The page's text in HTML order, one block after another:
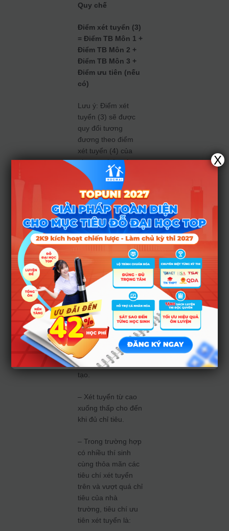
Quy chế
Điểm xét tuyển (3)
= Điểm TB Môn 1 +
Điểm TB Môn 2 +
Điểm TB Môn 3 +
Điểm ưu tiên (nếu
có)
Lưu ý: Điểm xét
tuyển (3) sẽ được
quy đổi tương
đương theo điểm
xét tuyển (4) của
phương thức xét
tuyển dựa trên kết
quả thi THPT năm
2025.
Trong đó:
– Điểm TB môn là
điểm trung bình của
các môn trong tổ
hợp xét tuyển trong
6 học kỳ của bậc
THPT.
Điểm ưu tiên là
điểm cộng theo đối
tượng và khu vực
theo quy định của
Bộ Giáo dục và Đào
tạo.
– Xét tuyển từ cao
xuống thấp cho đến
khi đủ chỉ tiêu.
– Trong trường hợp
có nhiều thí sinh
cùng thỏa mãn các
tiêu chí xét tuyển
trên và vượt quá chỉ
tiêu của nhà
trường, tiêu chí ưu
tiên xét tuyển là:
X